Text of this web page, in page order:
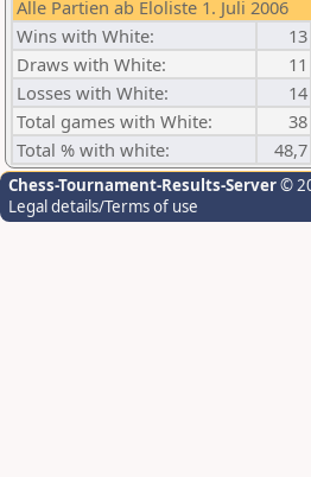
Alle Partien ab Eloliste 1. Juli 2006
Wins with White:
13
Draws with White:
11
Losses with White:
14
Total games with White:
38
Total % with white:
48,7
Chess-Tournament-Results-Server©
Legal details/Terms of use